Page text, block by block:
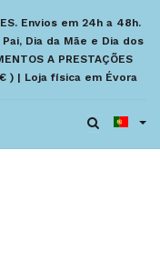
Envios em 24h a 48h.
Dia da Mãe e Dia dos
A PRESTAÇÕES
) | Loja física em Évora